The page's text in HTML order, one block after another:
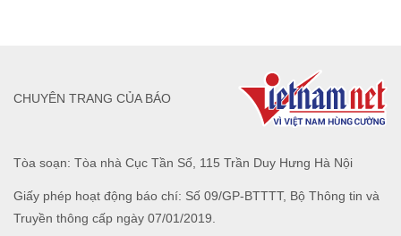
Tòa soạn: Tòa nhà Cục Tần Số, 115 Trần Duy Hưng Hà Nội
Giấy phép hoạt động báo chí: Số 09/GP-BTTTT, Bộ Thông tin và
Truyền thông cấp ngày 07/01/2019.
CHUYÊN TRANG CỦA BÁO